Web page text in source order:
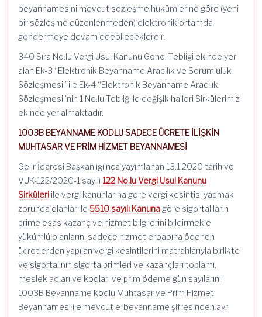
beyannamesini mevcut sözleşme hükümlerine göre (yeni
bir sözleşme düzenlenmeden) elektronik ortamda
göndermeye devam edebileceklerdir.
340 Sıra No.lu Vergi Usul Kanunu Genel Tebliği ekinde yer
alan Ek-3 “Elektronik Beyanname Aracılık ve Sorumluluk
Sözleşmesi” ile Ek-4 “Elektronik Beyanname Aracılık
Sözleşmesi”nin 1 No.lu Tebliğ ile değişik halleri Sirkülerimiz
ekinde yer almaktadır.
1003B BEYANNAME KODLU SADECE ÜCRETE İLİŞKİN
MUHTASAR VE PRİM HİZMET BEYANNAMESİ
Gelir İdaresi Başkanlığı’nca yayımlanan 13.1.2020 tarih ve
VUK-122/2020-1 sayılı 122 No.lu Vergi Usul Kanunu
Sirküleri ile vergi kanunlarına göre vergi kesintisi yapmak
zorunda olanlar ile 5510 sayılı Kanuna göre sigortalıların
prime esas kazanç ve hizmet bilgilerini bildirmekle
yükümlü olanların, sadece hizmet erbabına ödenen
ücretlerden yapılan vergi kesintilerini matrahlarıyla birlikte
ve sigortalının sigorta primleri ve kazançları toplamı,
meslek adları ve kodları ve prim ödeme gün sayılarını
1003B Beyanname kodlu Muhtasar ve Prim Hizmet
Beyannamesi ile mevcut e-beyanname şifresinden ayrı